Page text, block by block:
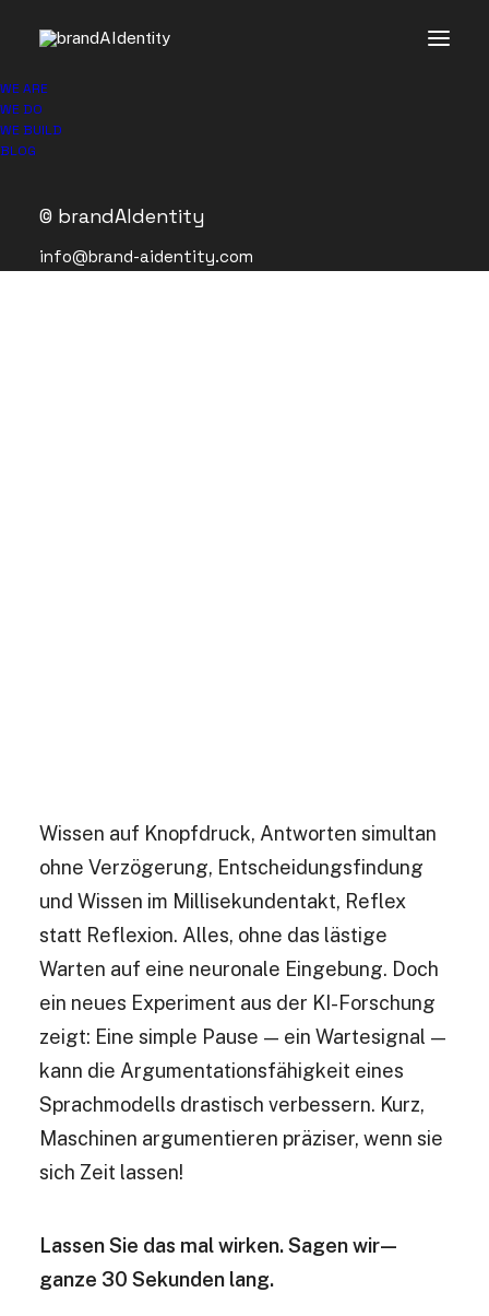
WE ARE
WE DO
WE BUILD
BLOG
© brandAIdentity
info@brand-aidentity.com
Wissen auf Knopfdruck, Antworten simultan
ohne Verzögerung, Entscheidungsfindung
und Wissen im Millisekundentakt, Reflex
statt Reflexion. Alles, ohne das lästige
Warten auf eine neuronale Eingebung. Doch
ein neues Experiment aus der KI-Forschung
zeigt: Eine simple Pause — ein Wartesignal —
kann die Argumentationsfähigkeit eines
Sprachmodells drastisch verbessern. Kurz,
Maschinen argumentieren präziser, wenn sie
sich Zeit lassen!
Lassen Sie das mal wirken. Sagen wir—
ganze 30 Sekunden lang.